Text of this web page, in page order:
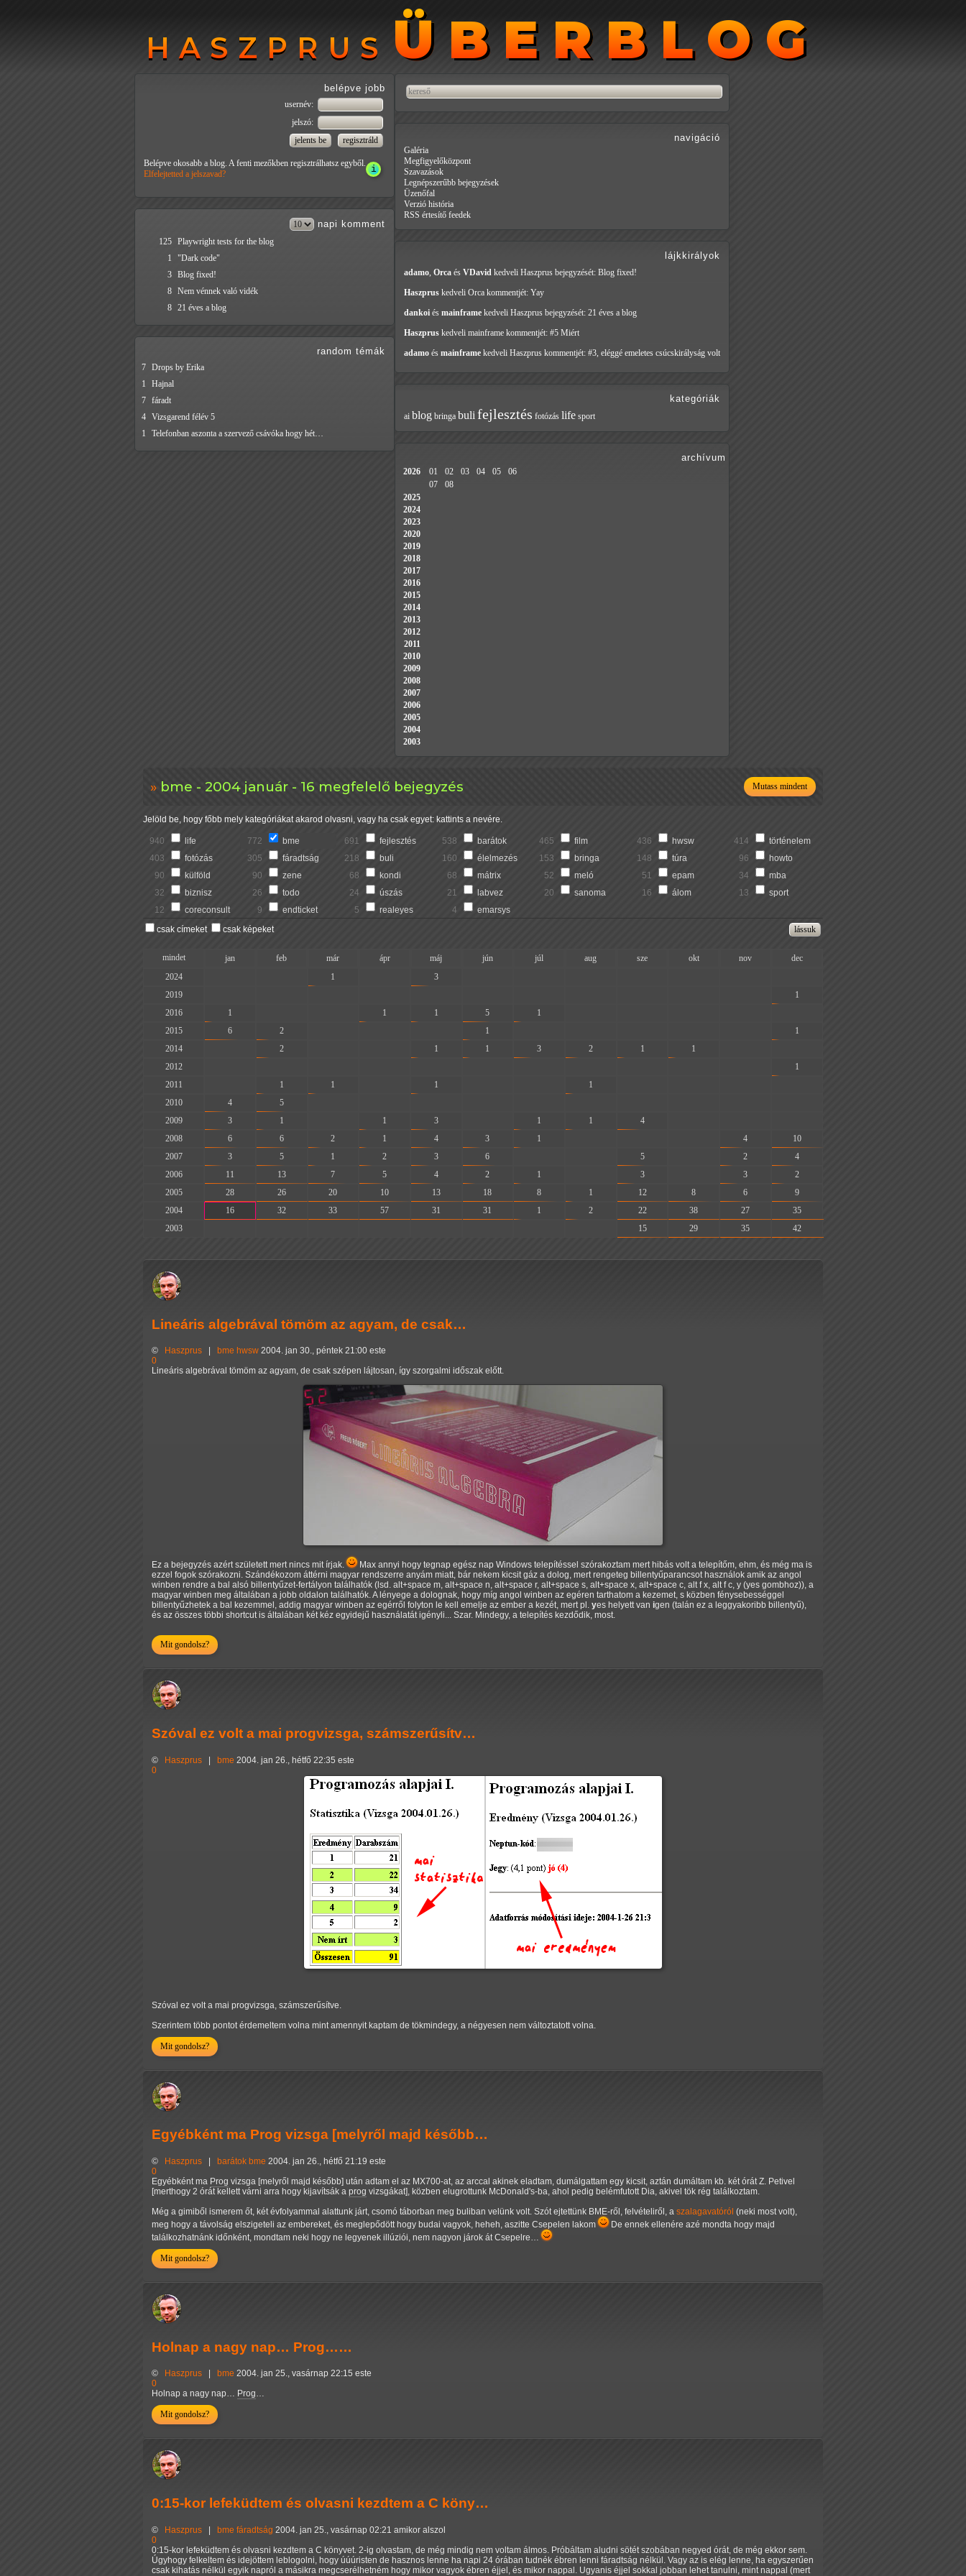
HASZPRUS ÜBERBLOG
HASZPRUS ÜBERBLOG
bme - 2004 január - 16 megfelelő bejegyzés Mutass mindent
Jelöld be, hogy főbb mely kategóriákat akarod olvasni, vagy ha csak egyet: kattints a nevére.
940 life 772 bme 691 fejlesztés 538 barátok 465 film 436 hwsw 414
történelem
403
fotózás 305 fáradtság 218 buli 160 élelmezés 153 bringa 148 túra 96
howto
90
külföld 90 zene 68 kondi 68 mátrix 52 meló 51 epam 34
mba
32
biznisz 26 todo 24 úszás 21 labvez 20 sanoma 16 álom 13
sport
12
coreconsult 9 endticket 5 realeyes 4
emarsys
csak címeket
csak képeket
mindet jan feb már ápr máj jún júl aug sze okt nov
dec
2024
1 3
2019
1
2016
1 1 1 5 1
2015
6 2 1
1
2014
2 1 1 3 2 1 1
2012
1
2011
1 1 1 1
2010
4 5
2009
3 1 1 3 1 1 4
2008
6 6 2 1 4 3 1 4
10
2007
3 5 1 2 3 6 5 2
4
2006
11 13 7 5 4 2 1 3 3
2
2005
28 26 20 10 13 18 8 1 12 8 6
9
2004
16 32 33 57 31 31 1 2 22 38 27
35
2003
15 29 35 42
Lineáris algebrával tömöm az agyam, de csak…
© Haszprus bme hwsw 2004. jan 30., péntek 21:00 este
0
Lineáris algebrával tömöm az agyam, de csak szépen lájtosan, így szorgalmi időszak előtt.
Ez a bejegyzés azért született mert nincs mit írjak.
Max annyi hogy tegnap egész nap Windows telepítéssel szórakoztam mert hibás volt a telepítőm, ehm, és még ma is
ezzel fogok szórakozni. Szándékozom áttérni magyar rendszerre anyám miatt, bár nekem kicsit gáz a dolog, mert rengeteg billentyűparancsot használok amik az angol
winben rendre a bal alsó billentyűzet-fertályon találhatók (lsd. alt+space m, alt+space n, alt+space r, alt+space s, alt+space x, alt+space c, alt f x, alt f c, y (yes gombhoz)), a
magyar winben meg általában a jobb oldalon találhatók. A lényege a dolognak, hogy míg angol winben az egéren tarthatom a kezemet, s közben fénysebességgel
billentyűzhetek a bal kezemmel, addig magyar winben az egérről folyton le kell emelje az ember a kezét, mert pl. yes helyett van igen (talán ez a leggyakoribb billentyű),
és az összes többi shortcut is általában két kéz egyidejű használatát igényli... Szar. Mindegy, a telepítés kezdődik, most.
Mit gondolsz?
Szóval ez volt a mai progvizsga, számszerűsítv…
© Haszprus | bme 2004. jan 26., hétfő 22:35 este
0
Szóval ez volt a mai progvizsga, számszerűsítve.
Szerintem több pontot érdemeltem volna mint amennyit kaptam de tökmindegy, a négyesen nem változtatott volna.
Mit gondolsz?
Egyébként ma Prog vizsga [melyről majd később…
© Haszprus barátok bme 2004. jan 26., hétfő 21:19 este
0
Egyébként ma Prog vizsga [melyről majd később] után adtam el az MX700-at, az arccal akinek eladtam, dumálgattam egy kicsit, aztán dumáltam kb. két órát Z. Petivel
[merthogy 2 órát kellett várni arra hogy kijavítsák a prog vizsgákat], közben elugrottunk McDonald's-ba, ahol pedig belémfutott Dia, akivel tök rég találkoztam.
Még a gimiből ismerem őt, két évfolyammal alattunk járt, csomó táborban meg buliban velünk volt. Szót ejtettünk BME-ről, felvételiről, a szalagavatóról (neki most volt),
meg hogy a távolság elszigeteli az embereket, és meglepődött hogy budai vagyok, heheh, aszitte Csepelen lakom
De ennek ellenére azé mondta hogy majd
találkozhatnánk időnként, mondtam neki hogy ne legyenek illúziói, nem nagyon járok át Csepelre…
Mit gondolsz?
Holnap a nagy nap… Prog……
© Haszprus bme 2004. jan 25., vasárnap 22:15 este
0
Holnap a nagy nap… Prog…
Mit gondolsz?
0:15-kor lefeküdtem és olvasni kezdtem a C köny…
© Haszprus | bme fáradtság 2004. jan 25., vasárnap 02:21 amikor alszol
0
0:15-kor lefeküdtem és olvasni kezdtem a C könyvet. 2-ig olvastam, de még mindig nem voltam álmos. Próbáltam aludni sötét szobában negyed órát, de még ekkor sem.
Úgyhogy felkeltem és idejöttem leblogolni, hogy úúúristen de hasznos lenne ha napi 24 órában tudnék ébren lenni fáradtság nélkül. Vagy az is elég lenne, ha egyszerűen
csak kihatás nélkül egyik napról a másikra megcserélhetném hogy mikor vagyok ébren éjjel, és mikor nappal. Ugyanis éjjel sokkal jobban lehet tanulni, mint nappal (mert
belépve jobb
usernév:
jelszó:
Belépve okosabb a blog. A fenti mezőkben regisztrálhatsz egyből.
Elfelejtetted a jelszavad?
napi komment
125 Playwright tests for the blog
1
"Dark code"
3 Blog fixed!
8 Nem vénnek való vidék
8 21 éves a blog
random témák
7 Drops by Erika
1
Hajnal
7 fáradt
4 Vizsgarend félév 5
1
Telefonban aszonta a szervező csávóka hogy hét…
navigáció
Galéria
Megfigyelőközpont
Szavazások
Legnépszerűbb bejegyzések
Üzenőfal
Verzió história
RSS értesítő feedek
lájkkirályok
adamo, Orca és VDavid kedveli Haszprus bejegyzését: Blog fixed!
Haszprus kedveli Orca kommentjét: Yay
dankoi és mainframe kedveli Haszprus bejegyzését: 21 éves a blog
Haszprus kedveli mainframe kommentjét: #5 Miért
adamo és mainframe kedveli Haszprus kommentjét: #3, eléggé emeletes csúcskirályság volt
kategóriák
ai blog bringa buli fejlesztés fotózás life sport
archívum
2026 01 02 03 04 05
06
07
08
2025
2024
2023
2020
2019
2018
2017
2016
2015
2014
2013
2012
2011
2010
2009
2008
2007
2006
2005
2004
2003